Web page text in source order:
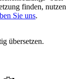
finden, nutzen
Sie uns.
übersetzen.